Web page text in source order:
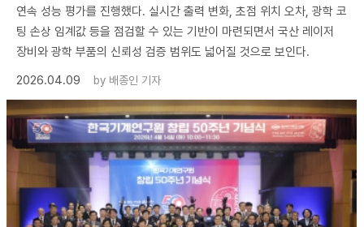
연속 성능 평가를 진행했다. 실시간 출력 변화, 초점 위치 오차, 광학 코
팅 손상 임계값 등을 점검할 수 있는 기반이 마련되면서 국산 레이저
장비와 광학 부품의 신뢰성 검증 범위도 넓어질 것으로 보인다.
2026.04.09
by 배종인 기자